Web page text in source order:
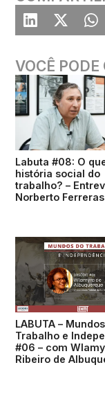
VOCÊ PODE
Labuta #08: O
história social do
trabalho? –
Norberto Ferreras
LABUTA –
Trabalho e
#06 – com
Ribeiro de